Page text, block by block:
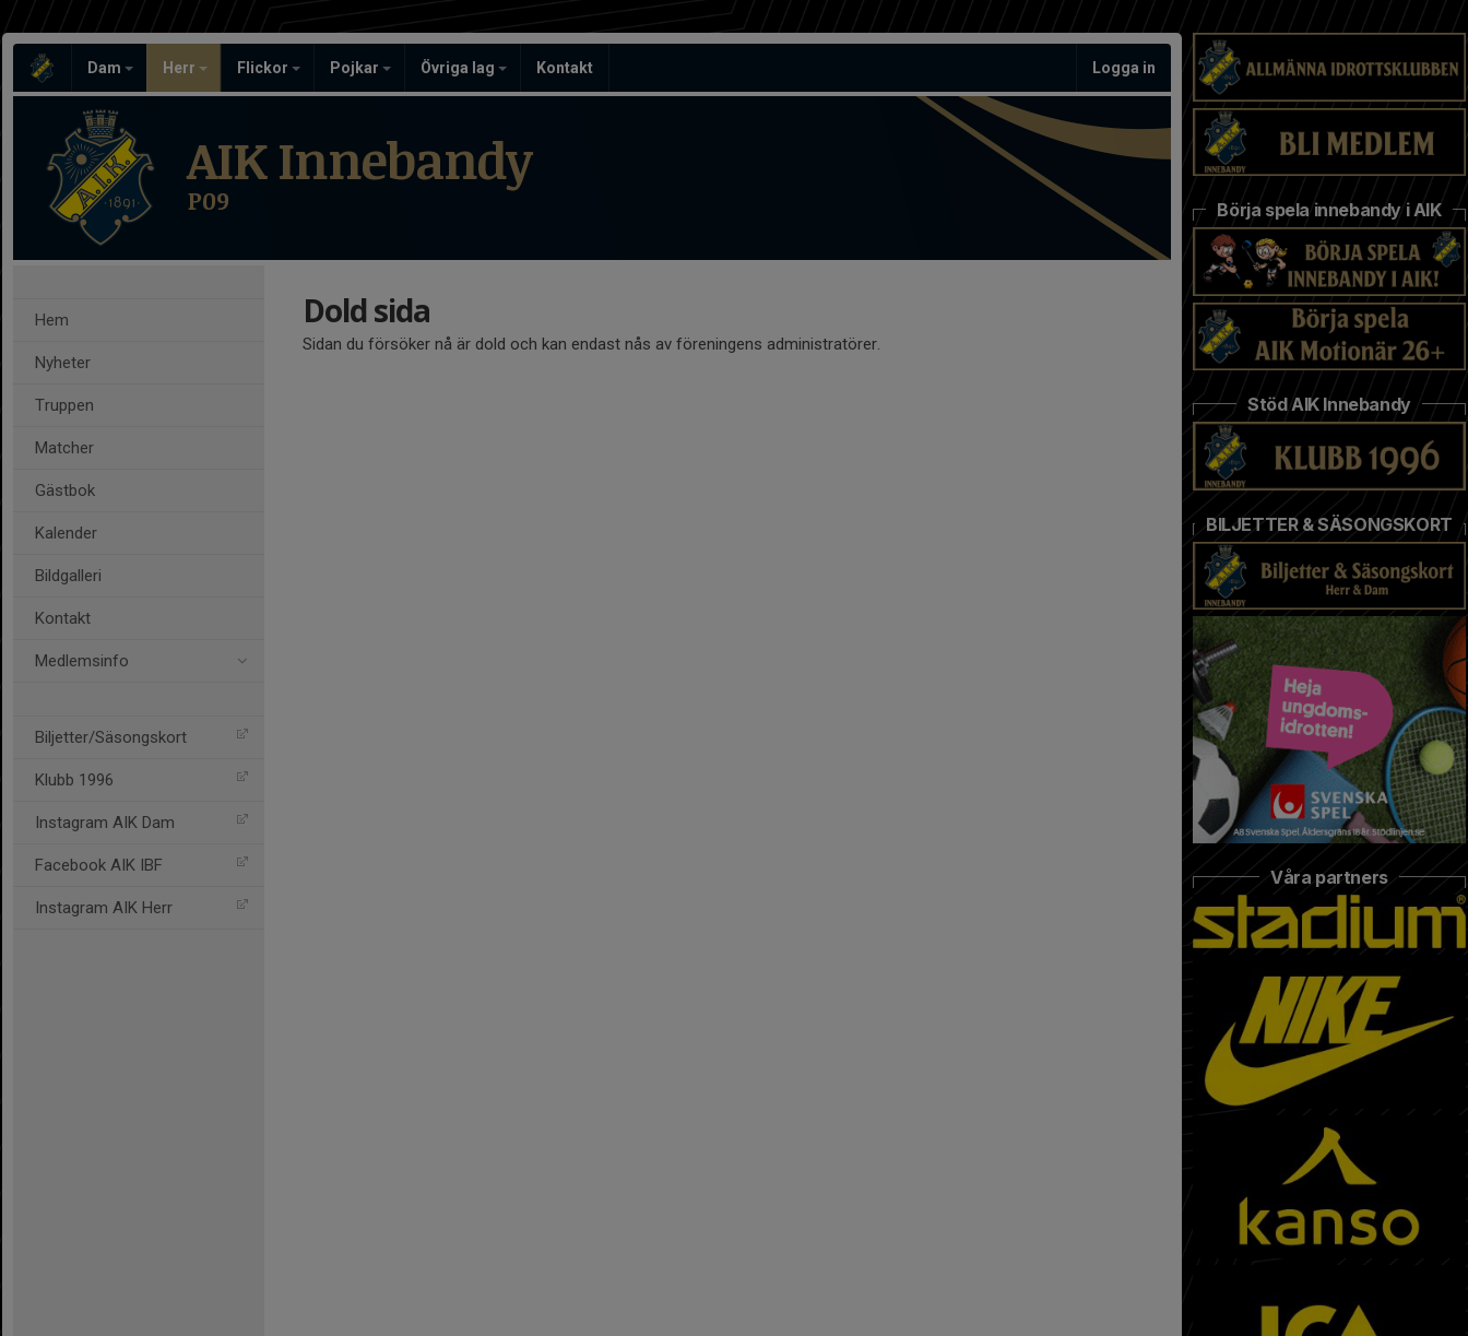
Dam Herr Flickor Pojkar Övriga lag Kontakt Logga in
AIK Innebandy
P09
Hem
Nyheter
Truppen
Matcher
Gästbok
Kalender
Bildgalleri
Kontakt
Medlemsinfo
Biljetter/Säsongskort
Klubb 1996
Instagram AIK Dam
Facebook AIK IBF
Instagram AIK Herr
Dold sida
Sidan du försöker nå är dold och kan endast nås av föreningens administratörer.
Börja spela innebandy i AIK
Stöd AIK Innebandy
BILJETTER & SÄSONGSKORT
Våra partners